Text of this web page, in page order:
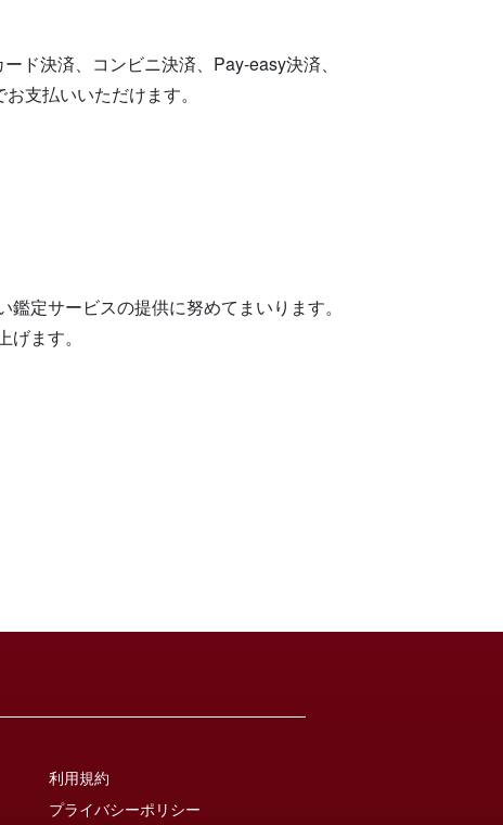
ド決済、コンビニ決済、Pay-easy決済、
支払いいただけます。
定サービスの提供に努めてまいります。
ます。
利用規約
プライバシーポリシー